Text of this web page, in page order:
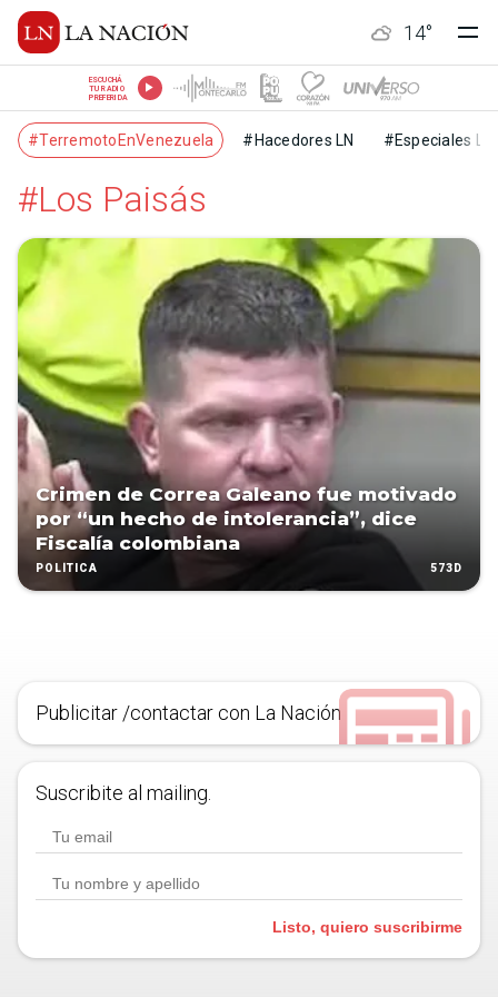
14°
ESCUCHÁ
TU RADIO
PREFERIDA
#TerremotoEnVenezuela #Hacedores LN #Especiales LN
#Los Paisás
Crimen de Correa Galeano fue motivado
por “un hecho de intolerancia”, dice
Fiscalía colombiana
POLÍTICA 573D
Publicitar /contactar con La Nación
Suscribite al mailing.
Listo, quiero suscribirme